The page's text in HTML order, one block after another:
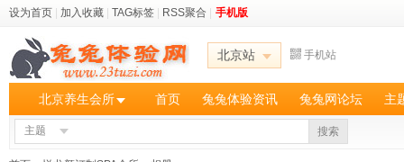
设为首页 加入收藏 TAG标签 RSS聚合 手机版
北京站 手机站
北京养生会所 首页 兔兔体验资讯 兔兔网论坛 主
主题 搜索